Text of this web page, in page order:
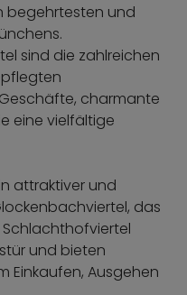
begehrtesten und
sind die zahlreichen
charmante
eine vielfältige
attraktiver und
das
und bieten
Einkaufen, Ausgehen